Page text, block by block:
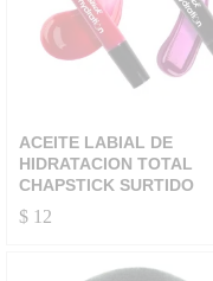
ACEITE LABIAL DE
HIDRATACION TOTAL
CHAPSTICK SURTIDO
$ 12